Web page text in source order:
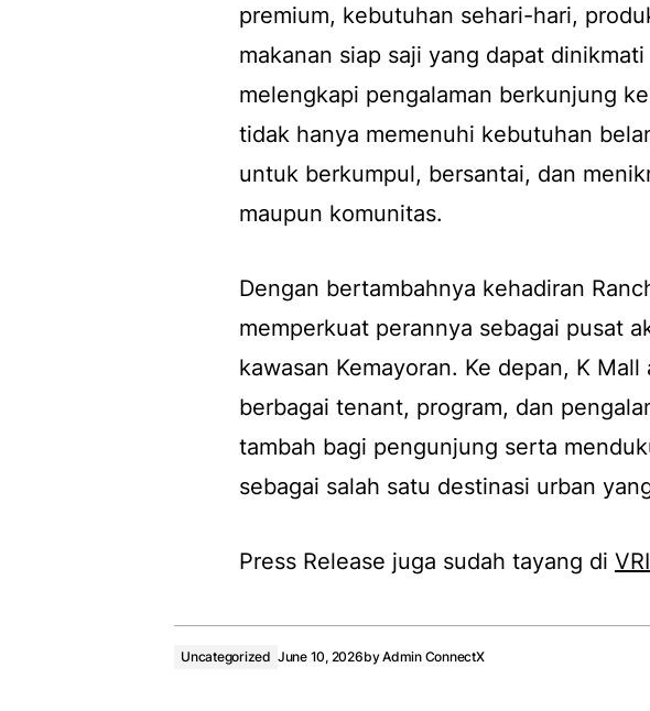
premium, kebutuhan sehari-hari,
makanan siap saji yang dapat
melengkapi pengalaman berkunjung
tidak hanya memenuhi kebutuhan
untuk berkumpul, bersantai, dan
maupun komunitas.
Dengan bertambahnya kehadiran
memperkuat perannya sebagai pusat
kawasan Kemayoran. Ke depan, K
berbagai tenant, program, dan
tambah bagi pengunjung serta
sebagai salah satu destinasi urban
Press Release juga sudah tayang di
Uncategorized June 10, 2026byAdmin ConnectX